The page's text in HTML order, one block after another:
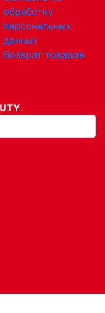
обработку
персональных
данных
Возврат товаров
.